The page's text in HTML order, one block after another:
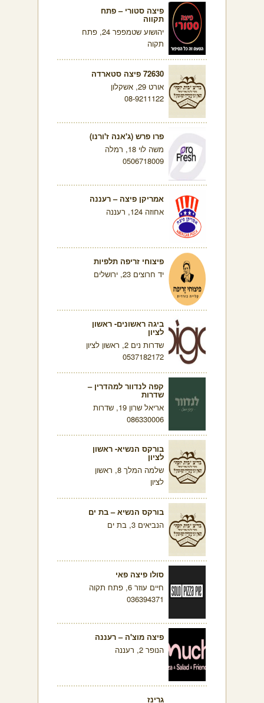
פיצה סטורי – פתח
תקווה
יהושוע שטמפפר 24, פתח
תקוה
72630 פיצה סטארדה
אורט 29, אשקלון
08-9211122
פרו פרש (ג'אנה ז'ורנו)
משה לוי 18, רמלה
0506718009
אמריקן פיצה – רעננה
אחוזה 124, רעננה
פיצוחי זריפה תלפיות
יד חרוצים 23, ירושלים
ביגה ראשונים- ראשון
לציון
שדרות נים 2, ראשון לציון
0537182172
קפה לנדוור למהדרין –
שדרות
אריאל שרון 19, שדרות
086330006
בורקס הנשיא- ראשון
לציון
שלמה המלך 8, ראשון
לציון
בורקס הנשיא – בת ים
הנביאים 3, בת ים
סולו פיצה פאי
חיים עוזר 6, פתח תקוה
036394371
פיצה מוצ'ה – רעננה
הנופר 2, רעננה
גרינז